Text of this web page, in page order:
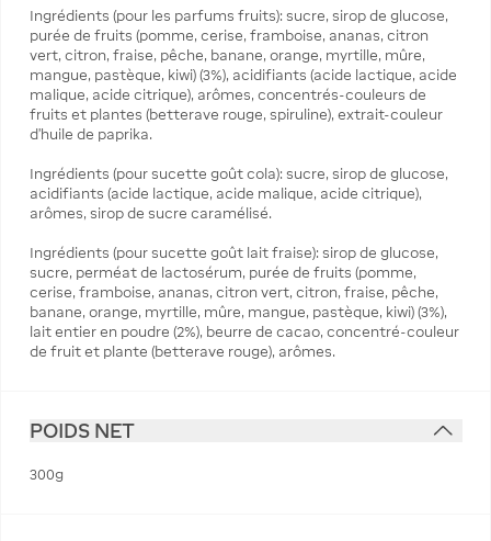
Ingrédients (pour les parfums fruits): sucre, sirop de glucose,
purée de fruits (pomme, cerise, framboise, ananas, citron
vert, citron, fraise, pêche, banane, orange, myrtille, mûre,
mangue, pastèque, kiwi) (3%), acidifiants (acide lactique, acide
malique, acide citrique), arômes, concentrés-couleurs de
fruits et plantes (betterave rouge, spiruline), extrait-couleur
d'huile de paprika.
Ingrédients (pour sucette goût cola): sucre, sirop de glucose,
acidifiants (acide lactique, acide malique, acide citrique),
arômes, sirop de sucre caramélisé.
Ingrédients (pour sucette goût lait fraise): sirop de glucose,
sucre, perméat de lactosérum, purée de fruits (pomme,
cerise, framboise, ananas, citron vert, citron, fraise, pêche,
banane, orange, myrtille, mûre, mangue, pastèque, kiwi) (3%),
lait entier en poudre (2%), beurre de cacao, concentré-couleur
de fruit et plante (betterave rouge), arômes.
POIDS NET
300g